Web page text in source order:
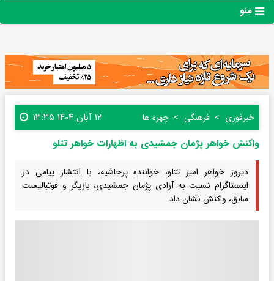
منو
خبرفوری فرهنگی چهره ها ۱۲ آبان ۱۴۰۴ ۱۳:۳۵
واکنش خواهر پژمان جمشیدی به اظهارات خواهر تتلو
دیروز خواهر امیر تتلو، خواننده پرحاشیه، با انتشار پیامی در
اینستاگرام نسبت به آزادی پژمان جمشیدی، بازیگر و فوتبالیست
سابق، واکنش نشان داد.